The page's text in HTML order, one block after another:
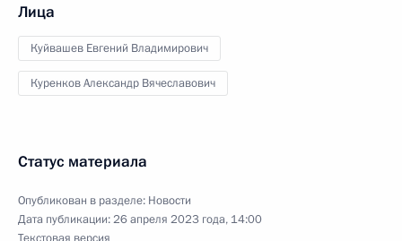
Лица
Куйвашев Евгений Владимирович
Куренков Александр Вячеславович
Статус материала
Опубликован в разделе: Новости
Дата публикации:26 апреля 2023 года, 14:00